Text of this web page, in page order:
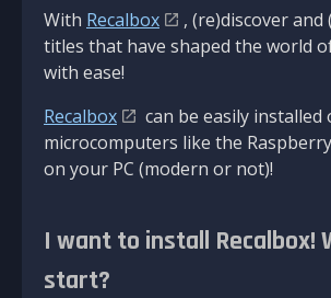
With Recalbox
, (re)discover and
titles that have shaped the world
with ease!
Recalbox
can be easily installed
microcomputers like the
on your PC (modern or not)!
I want to install Recalbox!
start?